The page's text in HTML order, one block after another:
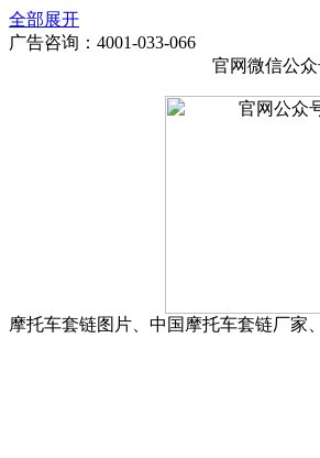
全部展开
广告咨询：4001-033-066
官网微信公
摩托车套链图片、中国摩托车套链厂家